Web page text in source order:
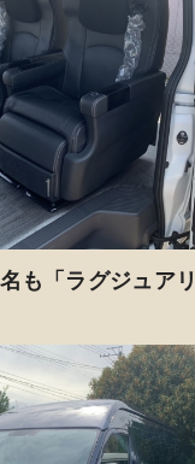
も「ラグジュアリ